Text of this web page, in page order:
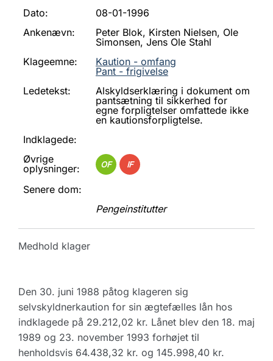
Dato:
08-01-1996
Ankenævn:
Peter Blok, Kirsten Nielsen, Ole
Simonsen, Jens Ole Stahl
Klageemne:
Kaution - omfang
Pant - frigivelse
Ledetekst:
Alskyldserklæring i dokument om
pantsætning til sikkerhed for
egne forpligtelser omfattede ikke
en kautionsforpligtelse.
Indklagede:
Øvrige
oplysninger:
OF IF
Senere dom:
Pengeinstitutter
Medhold klager
Den 30. juni 1988 påtog klageren sig
selvskyldnerkaution for sin ægtefælles lån hos
indklagede på 29.212,02 kr. Lånet blev den 18. maj
1989 og 23. november 1993 forhøjet til
henholdsvis 64.438,32 kr. og 145.998,40 kr.